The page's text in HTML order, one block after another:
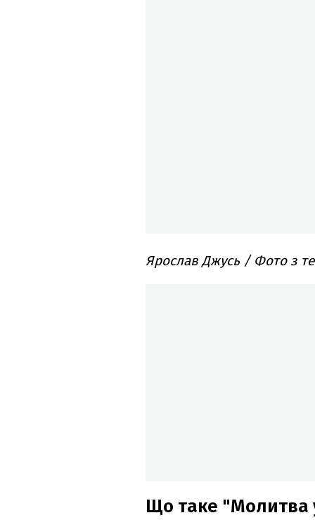
Ярослав Джусь / Фото з
Що таке "Молитва